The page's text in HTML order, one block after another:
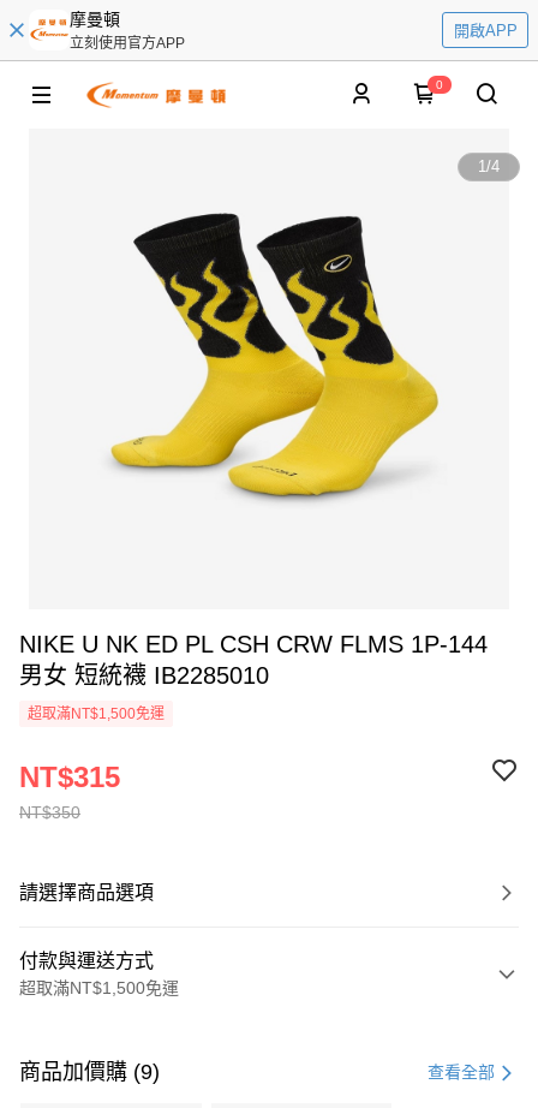
摩曼頓
立刻使用官方APP
開啟APP
0
1/4
NIKE U NK ED PL CSH CRW FLMS 1P-144
男女 短統襪 IB2285010
超取滿NT$1,500免運
NT$350
NT$315
請選擇商品選項
付款與運送方式
超取滿NT$1,500免運
信用卡一次付款
商品加價購 (9) 查看全部